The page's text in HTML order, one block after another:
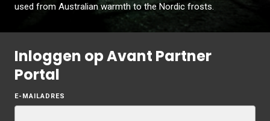
used from Australian warmth to the Nordic frosts.
Inloggen op Avant Partner
Portal
Aanmelden
E-MAILADRES